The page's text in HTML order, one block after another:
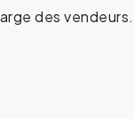
des vendeurs.